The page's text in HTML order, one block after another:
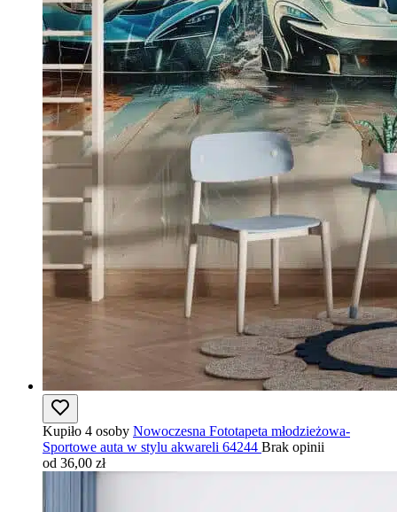
Kupiło 4 osoby Nowoczesna Fototapeta młodzieżowa-
Sportowe auta w stylu akwareli 64244 Brak opinii
od 36,00 zł